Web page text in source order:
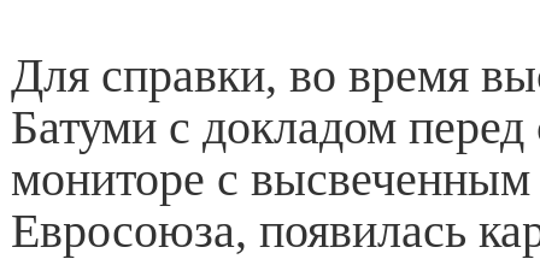
Для справки, во время
Батуми с докладом перед
мониторе с
Евросоюза, появилась